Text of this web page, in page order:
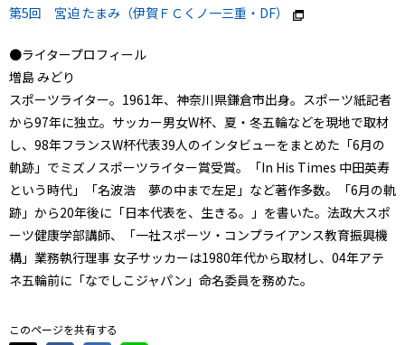
第5回 宮迫 たまみ（伊賀ＦＣくノ一三重・DF）
●ライタープロフィール
増島 みどり
スポーツライター。1961年、神奈川県鎌倉市出身。スポーツ紙記者
から97年に独立。サッカー男女W杯、夏・冬五輪などを現地で取材
し、98年フランスW杯代表39人のインタビューをまとめた「6月の
軌跡」でミズノスポーツライター賞受賞。「In His Times 中田英寿
という時代」「名波浩 夢の中まで左足」など著作多数。「6月の軌
跡」から20年後に「日本代表を、生きる。」を書いた。法政大スポ
ーツ健康学部講師、「一社スポーツ・コンプライアンス教育振興機
構」業務執行理事 女子サッカーは1980年代から取材し、04年アテ
ネ五輪前に「なでしこジャパン」命名委員を務めた。
このページを共有する